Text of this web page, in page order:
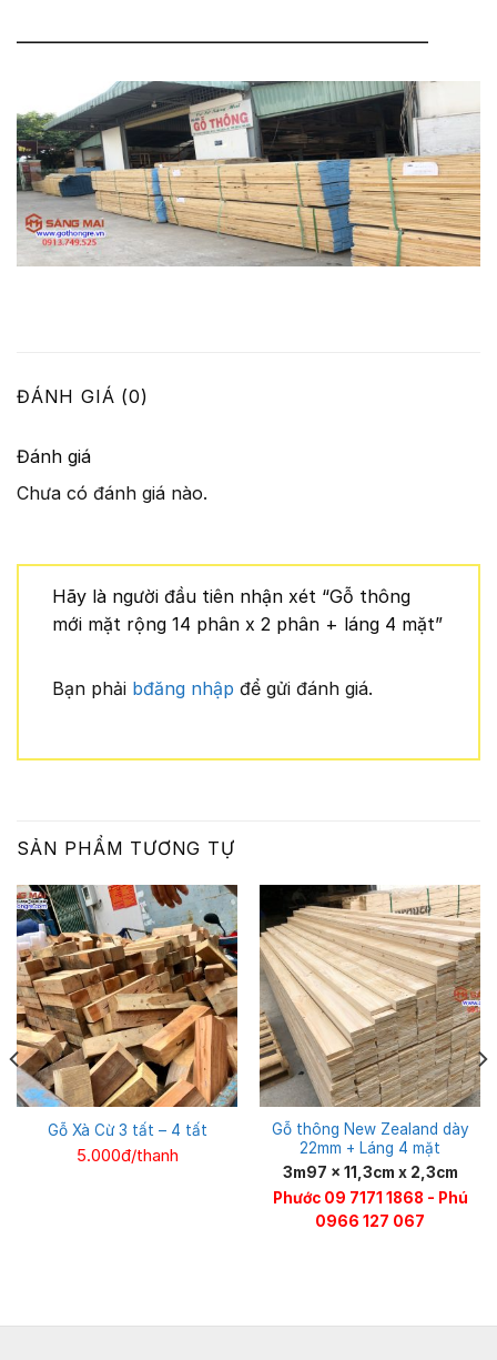
———————————————————–
ĐÁNH GIÁ (0)
Đánh giá
Chưa có đánh giá nào.
Hãy là người đầu tiên nhận xét “Gỗ thông
mới mặt rộng 14 phân x 2 phân + láng 4 mặt”
Bạn phải bđăng nhập để gửi đánh giá.
SẢN PHẨM TƯƠNG TỰ
Gỗ Xà Cừ 3 tất – 4 tất
5.000đ/thanh
Gỗ thông New Zealand dày
22mm + Láng 4 mặt
3m97 x 11,3cm x 2,3cm
Phước 09 7171 1868 - Phú
0966 127 067